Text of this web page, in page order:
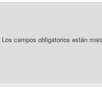
Los campos obligatorios están